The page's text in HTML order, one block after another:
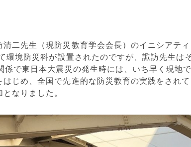
二先生（現防災教育学会会長）のイニシアティ
境防災科が設置されたのですが、諏訪先生は
で東日本大震災の発生時には、いち早く現地で
じめ、全国で先進的な防災教育の実践をされて
なりました。